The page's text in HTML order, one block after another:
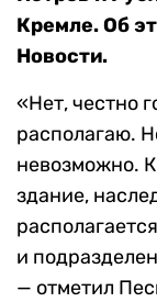
Кремле. Об
Новости.
«Нет, честно
располагаю.
невозможно.
здание,
и
— отметил